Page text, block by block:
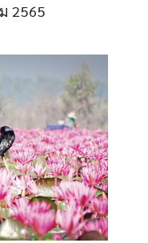
2565